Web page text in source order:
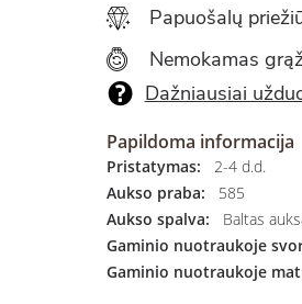
Papuošalų
Nemokamas
Dažniausiai
Papildoma informacija
Pristatymas:
2-4 d.d.
Aukso praba:
585
Aukso spalva:
Baltas
Gaminio nuotraukoje
Gaminio nuotraukoje